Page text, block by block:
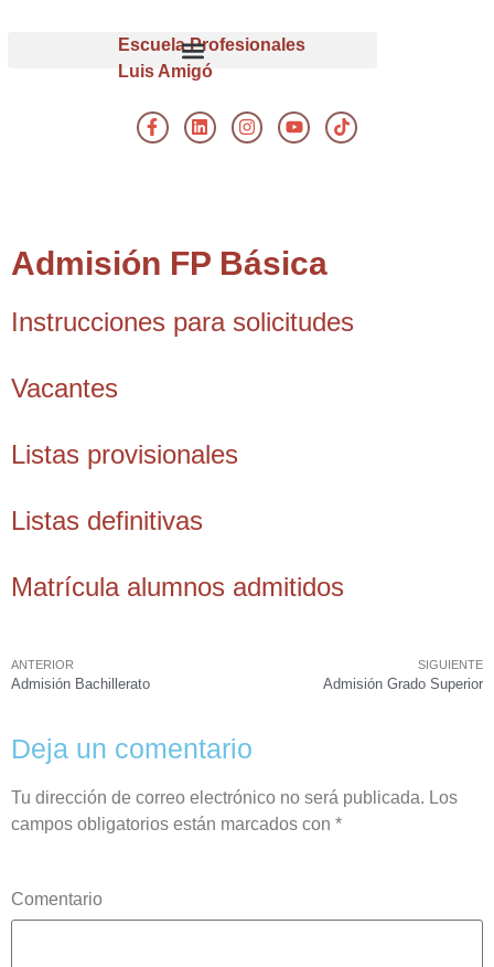
Escuela Profesionales
Luis Amigó
Admisión FP Básica
Instrucciones para solicitudes
Vacantes
Listas provisionales
Listas definitivas
Matrícula alumnos admitidos
ANTERIOR
Admisión Bachillerato
SIGUIENTE
Admisión Grado Superior
Deja un comentario
Tu dirección de correo electrónico no será publicada. Los
campos obligatorios están marcados con *
Comentario